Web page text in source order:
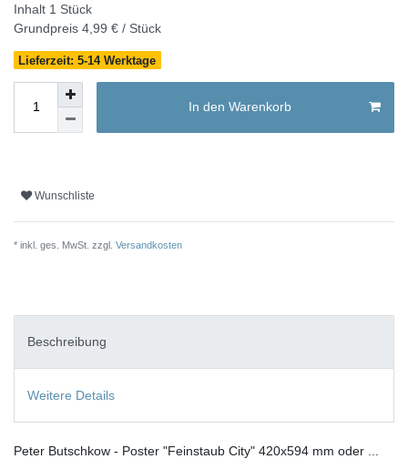
Inhalt 1 Stück
Grundpreis 4,99 € / Stück
Lieferzeit: 5-14 Werktage
In den Warenkorb
Wunschliste
* inkl. ges. MwSt. zzgl. Versandkosten
Beschreibung
Weitere Details
Peter Butschkow - Poster "Feinstaub City" 420x594 mm oder ...